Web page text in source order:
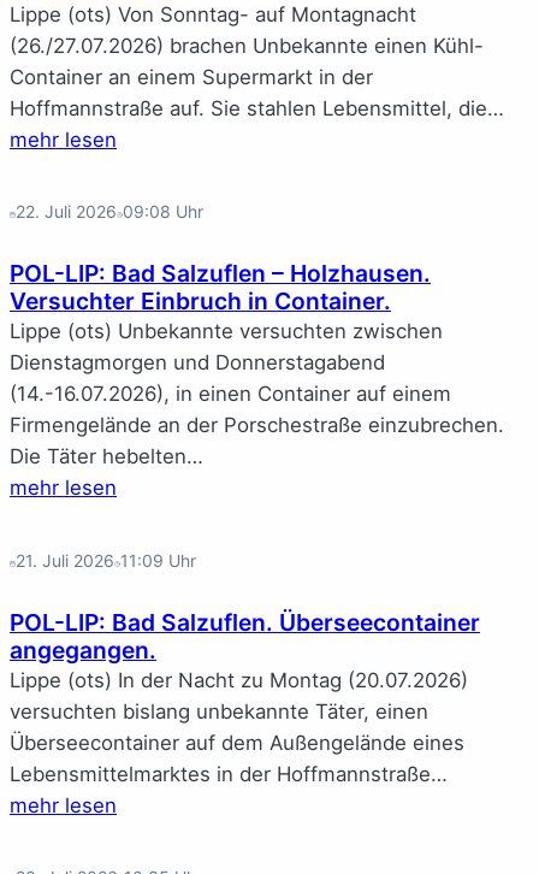
Lippe (ots) Von Sonntag- auf Montagnacht
(26./27.07.2026) brachen Unbekannte einen Kühl-
Container an einem Supermarkt in der
Hoffmannstraße auf. Sie stahlen Lebensmittel, die…
mehr lesen
22. Juli 2026 09:08 Uhr
POL-LIP: Bad Salzuflen – Holzhausen.
Versuchter Einbruch in Container.
Lippe (ots) Unbekannte versuchten zwischen
Dienstagmorgen und Donnerstagabend
(14.-16.07.2026), in einen Container auf einem
Firmengelände an der Porschestraße einzubrechen.
Die Täter hebelten…
mehr lesen
21. Juli 2026 11:09 Uhr
POL-LIP: Bad Salzuflen. Überseecontainer
angegangen.
Lippe (ots) In der Nacht zu Montag (20.07.2026)
versuchten bislang unbekannte Täter, einen
Überseecontainer auf dem Außengelände eines
Lebensmittelmarktes in der Hoffmannstraße…
mehr lesen